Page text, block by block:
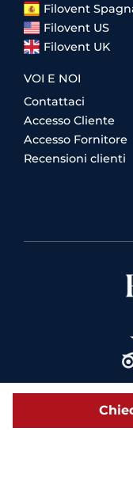
Filovent
Filovent US
Filovent UK
VOI E NOI
Contattaci
Accesso Cliente
Accesso Fornitore
Recensioni clienti